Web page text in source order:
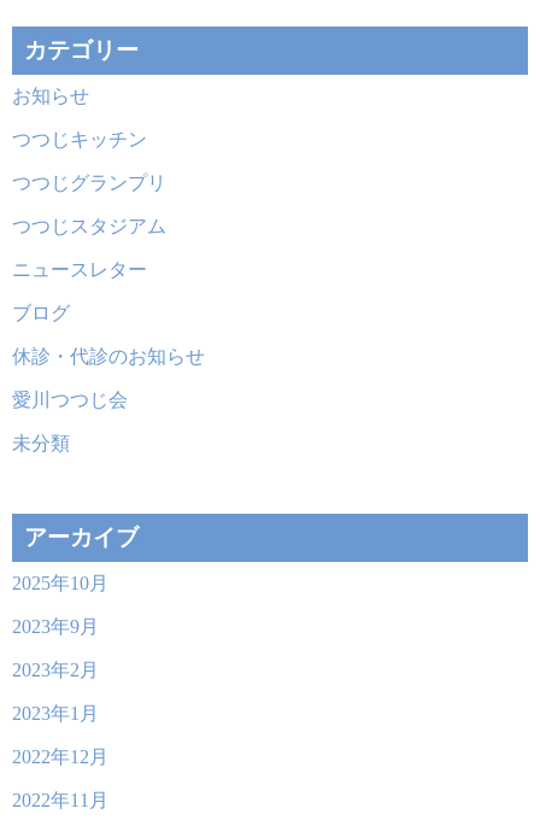
カテゴリー
お知らせ
つつじキッチン
つつじグランプリ
つつじスタジアム
ニュースレター
ブログ
休診・代診のお知らせ
愛川つつじ会
未分類
アーカイブ
2025年10月
2023年9月
2023年2月
2023年1月
2022年12月
2022年11月